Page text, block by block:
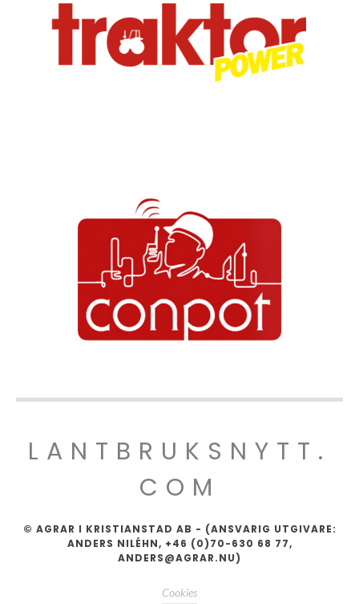
LANTBRUKSNYTT.
COM
© AGRAR I KRISTIANSTAD AB - (ANSVARIG UTGIVARE:
ANDERS NILÉHN, +46 (0)70-630 68 77,
ANDERS@AGRAR.NU)
Cookies